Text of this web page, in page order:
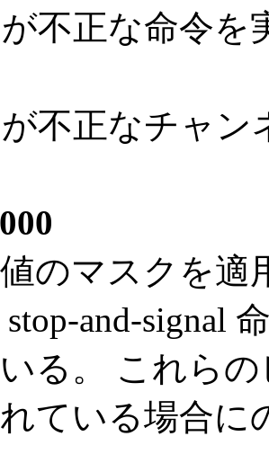
が不正な命令
が不正なチャ
のマスクを適
and-signal
る。 これら
れている場合